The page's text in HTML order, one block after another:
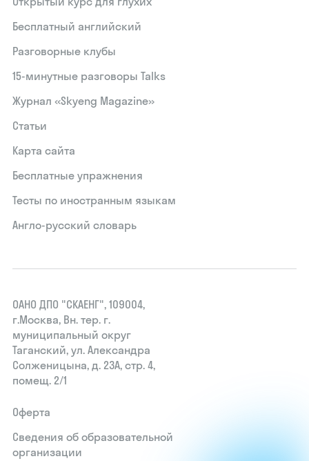
Бесплатный английский
Разговорные клубы
15‑минутные разговоры Talks
Журнал «Skyeng Magazine»
Статьи
Карта сайта
Бесплатные упражнения
Тесты по иностранным языкам
Англо-русский словарь
ОАНО ДПО "СКАЕНГ", 109004,
г.Москва, Вн. тер. г.
муниципальный округ
Таганский, ул. Александра
Солженицына, д. 23А, стр. 4,
помещ. 2/1
Оферта
Сведения об образовательной
организации